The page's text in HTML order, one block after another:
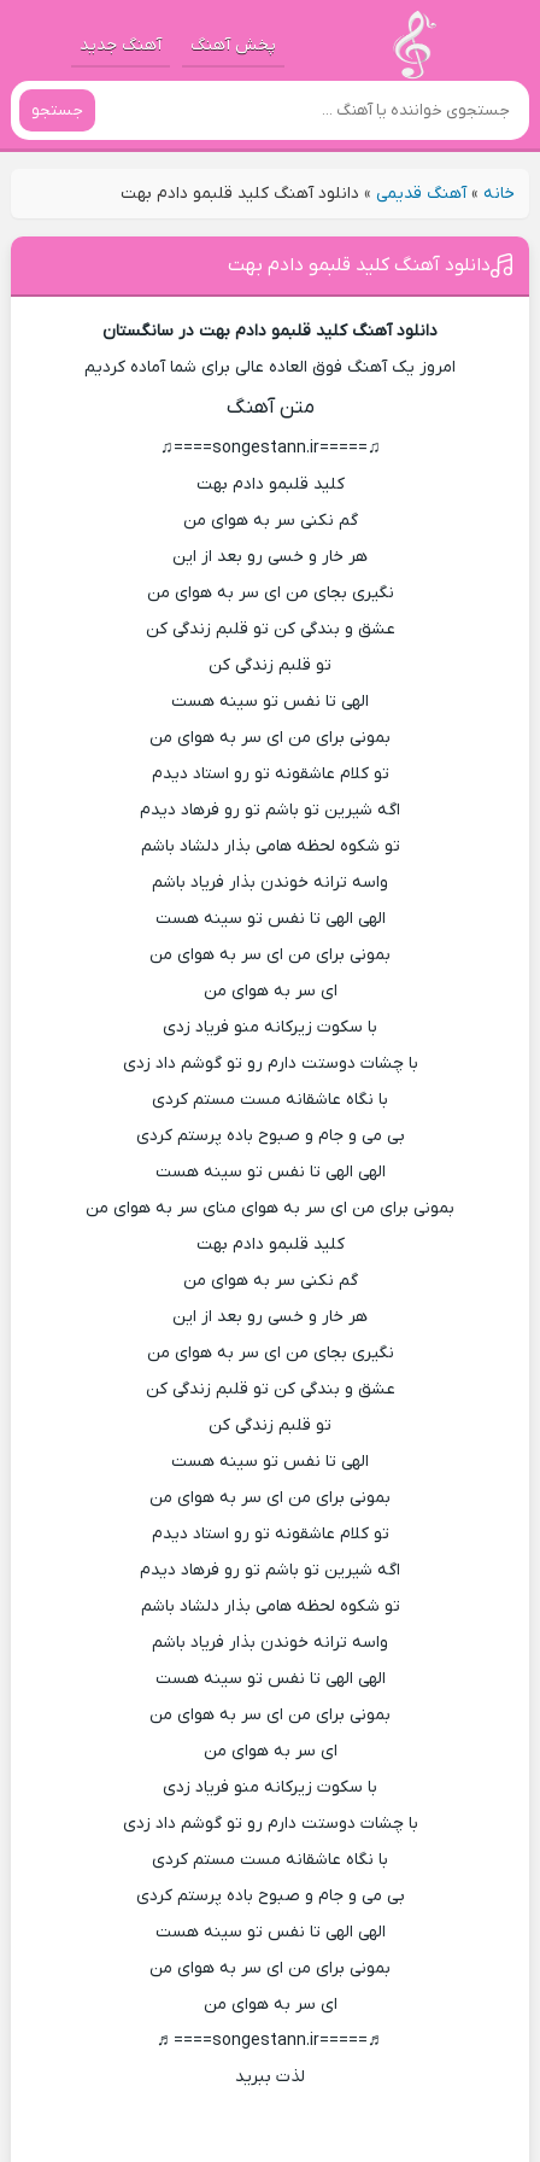
پخش آهنگ آهنگ جدید
جستجو
خانه»آهنگ قدیمی» دانلود آهنگ کلید قلبمو دادم بهت
دانلود آهنگ کلید قلبمو دادم بهت
دانلود آهنگ کلید قلبمو دادم بهت در سانگستان
امروز یک آهنگ فوق العاده عالی برای شما آماده کردیم
متن آهنگ
♫=====songestann.ir====♫
کلید قلبمو دادم بهت
گم نکنی سر به هوای من
هر خار و خسی رو بعد از این
نگیری بجای من ای سر به هوای من
عشق و بندگی کن تو قلبم زندگی کن
تو قلبم زندگی کن
الهی تا نفس تو سینه هست
بمونی برای من ای سر به هوای من
تو کلام عاشقونه تو رو استاد دیدم
اگه شیرین تو باشم تو رو فرهاد دیدم
تو شکوه لحظه هامی بذار دلشاد باشم
واسه ترانه خوندن بذار فریاد باشم
الهی الهی تا نفس تو سینه هست
بمونی برای من ای سر به هوای من
ای سر به هوای من
با سکوت زیرکانه منو فریاد زدی
با چشات دوستت دارم رو تو گوشم داد زدی
با نگاه عاشقانه مست مستم کردی
بی می و جام و صبوح باده پرستم کردی
الهی الهی تا نفس تو سینه هست
بمونی برای من ای سر به هوای منای سر به هوای من
کلید قلبمو دادم بهت
گم نکنی سر به هوای من
هر خار و خسی رو بعد از این
نگیری بجای من ای سر به هوای من
عشق و بندگی کن تو قلبم زندگی کن
تو قلبم زندگی کن
الهی تا نفس تو سینه هست
بمونی برای من ای سر به هوای من
تو کلام عاشقونه تو رو استاد دیدم
اگه شیرین تو باشم تو رو فرهاد دیدم
تو شکوه لحظه هامی بذار دلشاد باشم
واسه ترانه خوندن بذار فریاد باشم
الهی الهی تا نفس تو سینه هست
بمونی برای من ای سر به هوای من
ای سر به هوای من
با سکوت زیرکانه منو فریاد زدی
با چشات دوستت دارم رو تو گوشم داد زدی
با نگاه عاشقانه مست مستم کردی
بی می و جام و صبوح باده پرستم کردی
الهی الهی تا نفس تو سینه هست
بمونی برای من ای سر به هوای من
ای سر به هوای من
♬=====songestann.ir====♬
لذت ببرید